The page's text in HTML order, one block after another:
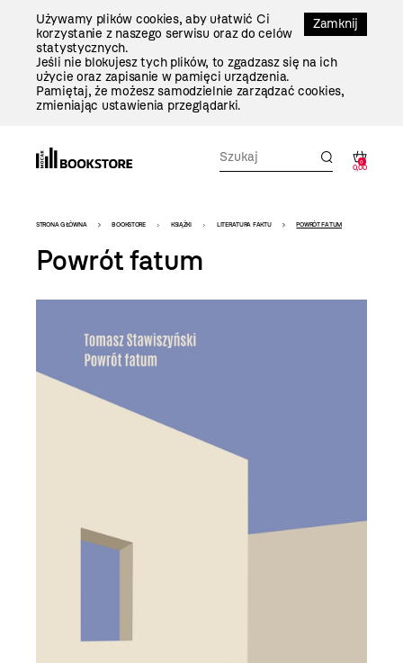
Zamknij
Używamy plików cookies, aby ułatwić Ci
korzystanie z naszego serwisu oraz do celów
statystycznych.
Jeśli nie blokujesz tych plików, to zgadzasz się na ich
użycie oraz zapisanie w pamięci urządzenia.
Pamiętaj, że możesz samodzielnie zarządzać cookies,
zmieniając ustawienia przeglądarki.
0
0,00
Bookstore
-
szablon
szczegóły
STRONA GŁÓWNA BOOKSTORE KSIĄŻKI LITERATURA FAKTU POWRÓT FATUM
Powrót fatum